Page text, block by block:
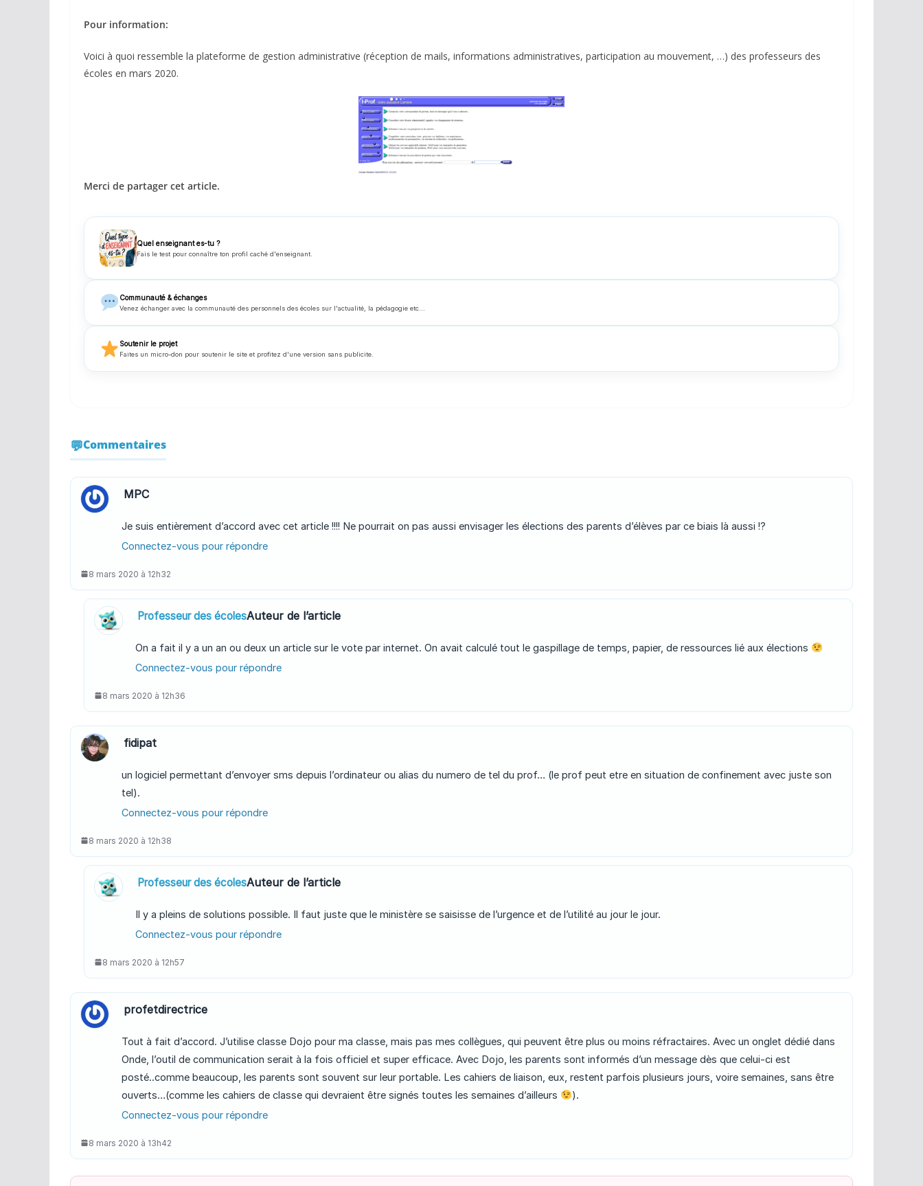
Pour information:
Voici à quoi ressemble la plateforme de gestion administrative (réception de mails, informations administratives, participation au mouvement, …) des professeurs des
écoles en mars 2020.
Merci de partager cet article.
Quel enseignant es-tu ?
Fais le test pour connaître ton profil caché d'enseignant.
Communauté & échanges
Venez échanger avec la communauté des personnels des écoles sur l'actualité, la pédagogie etc...
Soutenir le projet
Faites un micro-don pour soutenir le site et profitez d'une version sans publicite.
Commentaires
MPC
Je suis entièrement d’accord avec cet article !!!! Ne pourrait on pas aussi envisager les élections des parents d’élèves par ce biais là aussi !?
Connectez-vous pour répondre
8 mars 2020 à 12h32
Professeur des écolesAuteur de l’article
On a fait il y a un an ou deux un article sur le vote par internet. On avait calculé tout le gaspillage de temps, papier, de ressources lié aux élections
Connectez-vous pour répondre
8 mars 2020 à 12h36
fidipat
un logiciel permettant d’envoyer sms depuis l’ordinateur ou alias du numero de tel du prof… (le prof peut etre en situation de confinement avec juste son
tel).
Connectez-vous pour répondre
8 mars 2020 à 12h38
Professeur des écolesAuteur de l’article
Il y a pleins de solutions possible. Il faut juste que le ministère se saisisse de l’urgence et de l’utilité au jour le jour.
Connectez-vous pour répondre
8 mars 2020 à 12h57
profetdirectrice
Tout à fait d’accord. J’utilise classe Dojo pour ma classe, mais pas mes collègues, qui peuvent être plus ou moins réfractaires. Avec un onglet dédié dans
Onde, l’outil de communication serait à la fois officiel et super efficace. Avec Dojo, les parents sont informés d’un message dès que celui-ci est
posté..comme beaucoup, les parents sont souvent sur leur portable. Les cahiers de liaison, eux, restent parfois plusieurs jours, voire semaines, sans être
ouverts…(comme les cahiers de classe qui devraient être signés toutes les semaines d’ailleurs
).
Connectez-vous pour répondre
8 mars 2020 à 13h42